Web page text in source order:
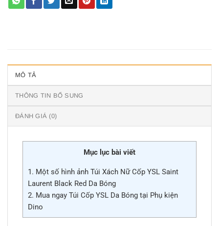
MÔ TẢ
THÔNG TIN BỔ SUNG
ĐÁNH GIÁ (0)
Mục lục bài viết
1. Một số hình ảnh Túi Xách Nữ Cốp YSL Saint
Laurent Black Red Da Bóng
2. Mua ngay Túi Cốp YSL Da Bóng tại Phụ kiện
Dino